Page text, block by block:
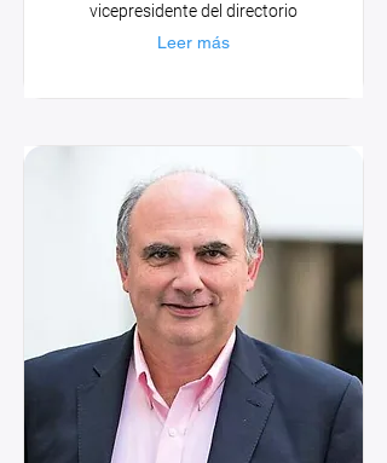
vicepresidente del directorio
Leer más